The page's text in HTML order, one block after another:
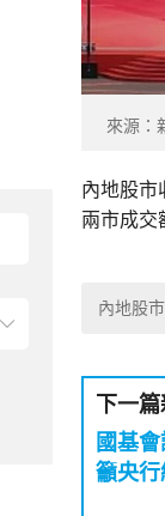
來源：
內地股市
兩市成交
內地股市
下一篇
國基
籲央